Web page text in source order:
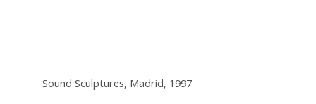
Sound Sculptures, Madrid, 1997